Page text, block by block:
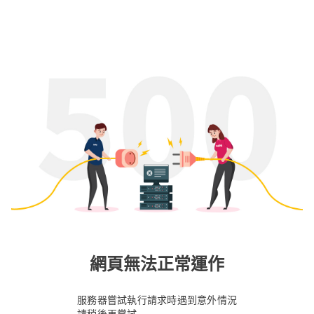
網頁無法正常運作
服務器嘗試執行請求時遇到意外情況